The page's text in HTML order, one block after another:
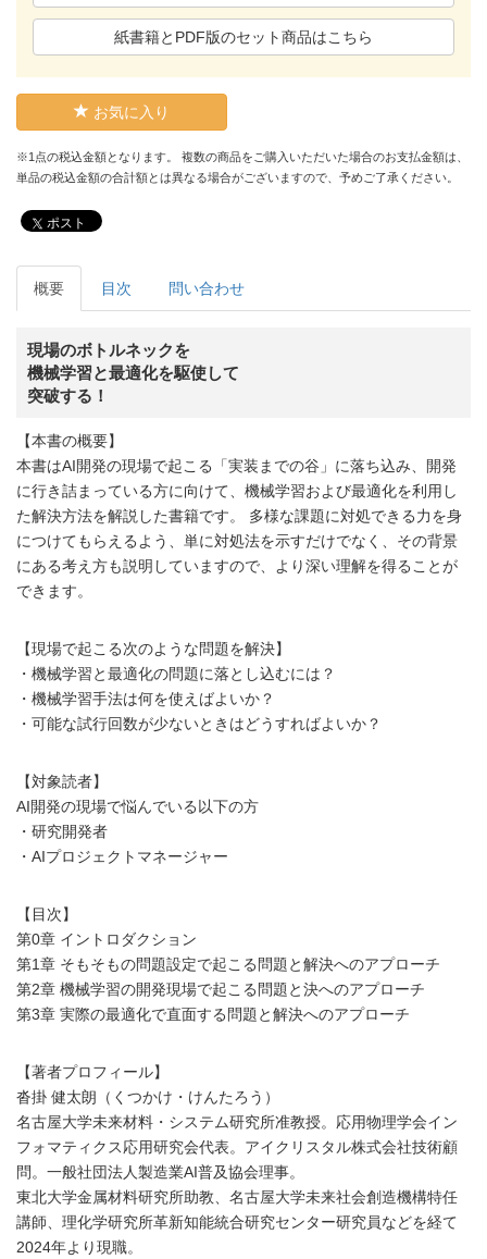
紙書籍とPDF版のセット商品はこちら
お気に入り
※1点の税込金額となります。 複数の商品をご購入いただいた場合のお支払金額は、
単品の税込金額の合計額とは異なる場合がございますので、予めご了承ください。
ポスト
概要 目次 問い合わせ
現場のボトルネックを
機械学習と最適化を駆使して
突破する！
【本書の概要】
本書はAI開発の現場で起こる「実装までの谷」に落ち込み、開発
に行き詰まっている方に向けて、機械学習および最適化を利用し
た解決方法を解説した書籍です。 多様な課題に対処できる力を身
につけてもらえるよう、単に対処法を示すだけでなく、その背景
にある考え方も説明していますので、より深い理解を得ることが
できます。
【現場で起こる次のような問題を解決】
・機械学習と最適化の問題に落とし込むには？
・機械学習手法は何を使えばよいか？
・可能な試行回数が少ないときはどうすればよいか？
【対象読者】
AI開発の現場で悩んでいる以下の方
・研究開発者
・AIプロジェクトマネージャー
【目次】
第0章 イントロダクション
第1章 そもそもの問題設定で起こる問題と解決へのアプローチ
第2章 機械学習の開発現場で起こる問題と決へのアプローチ
第3章 実際の最適化で直面する問題と解決へのアプローチ
【著者プロフィール】
沓掛 健太朗（くつかけ・けんたろう）
名古屋大学未来材料・システム研究所准教授。応用物理学会イン
フォマティクス応用研究会代表。アイクリスタル株式会社技術顧
問。一般社団法人製造業AI普及協会理事。
東北大学金属材料研究所助教、名古屋大学未来社会創造機構特任
講師、理化学研究所革新知能統合研究センター研究員などを経て
2024年より現職。